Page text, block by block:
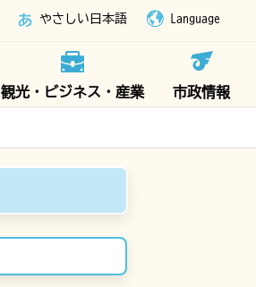
やさしい日本語 Language
観光・ビジネス・産業 市政情報